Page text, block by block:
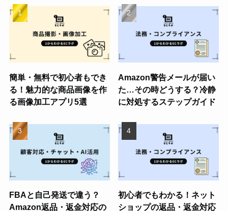
簡単・無料で初心者もでき
る！魅力的な商品画像を作
る画像加工アプリ5選
Amazon警告メールが届い
た…その時どうする？冷静
に対処するステップガイド
FBAと自己発送で違う？
Amazon返品・返金対応の
初心者でもわかる！ネット
ショップの返品・返金対応